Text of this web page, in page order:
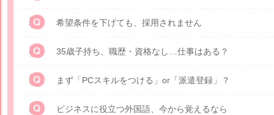
希望条件を下げても、採用されません
35歳子持ち、職歴・資格なし…仕事はある？
まず「PCスキルをつける」or「派遣登録」？
ビジネスに役立つ外国語、今から覚えるなら